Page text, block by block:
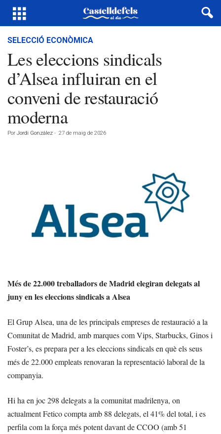
SELECCIÓ ECONÒMICA
Les eleccions sindicals
d’Alsea influiran en el
conveni de restauració
moderna
Por Jordi González - 27 de maig de 2026
Més de 22.000 treballadors de Madrid elegiran delegats al
juny en les eleccions sindicals a Alsea
El Grup Alsea, una de les principals empreses de restauració a la
Comunitat de Madrid, amb marques com Vips, Starbucks, Ginos i
Foster’s, es prepara per a les eleccions sindicals en què els seus
més de 22.000 empleats renovaran la representació laboral de la
companyia.
Hi ha en joc 298 delegats a la comunitat madrilenya, on
actualment Fetico compta amb 88 delegats, el 41% del total, i es
perfila com la força més potent davant de CCOO (amb 51